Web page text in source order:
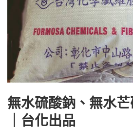
無水硫酸鈉、無水
｜台化出品